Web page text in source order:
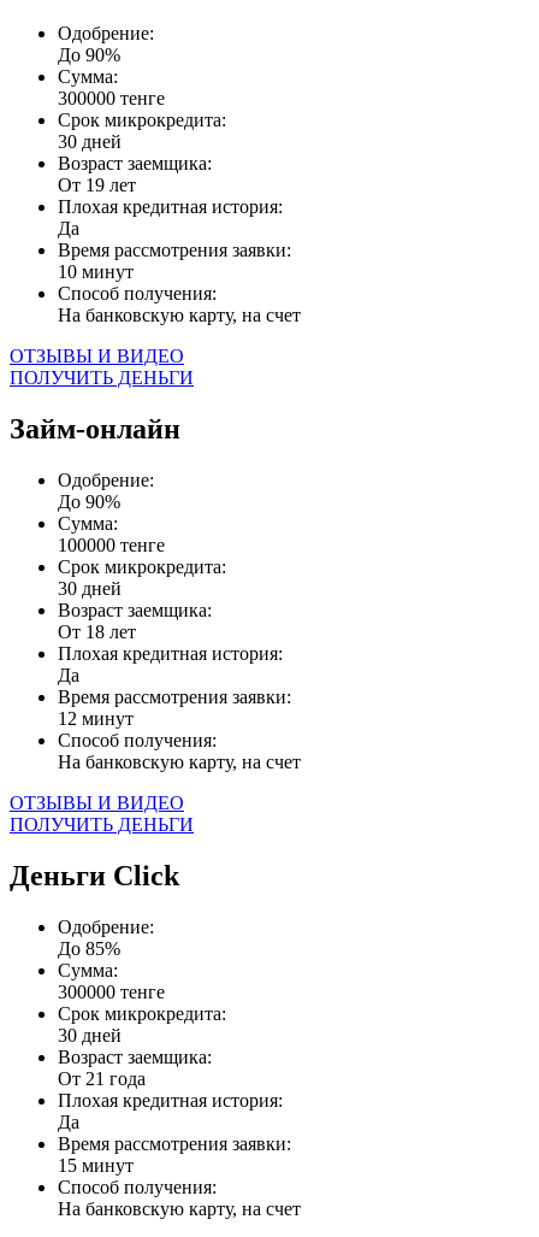
Одобрение:
До 90%
Сумма:
300000 тенге
Срок микрокредита:
30 дней
Возраст заемщика:
От 19 лет
Плохая кредитная история:
Да
Время рассмотрения заявки:
10 минут
Способ получения:
На банковскую карту, на счет
ОТЗЫВЫ И ВИДЕО
ПОЛУЧИТЬ ДЕНЬГИ
Займ-онлайн
Одобрение:
До 90%
Сумма:
100000 тенге
Срок микрокредита:
30 дней
Возраст заемщика:
От 18 лет
Плохая кредитная история:
Да
Время рассмотрения заявки:
12 минут
Способ получения:
На банковскую карту, на счет
ОТЗЫВЫ И ВИДЕО
ПОЛУЧИТЬ ДЕНЬГИ
Деньги Сlick
Одобрение:
До 85%
Сумма:
300000 тенге
Срок микрокредита:
30 дней
Возраст заемщика:
От 21 года
Плохая кредитная история:
Да
Время рассмотрения заявки:
15 минут
Способ получения:
На банковскую карту, на счет